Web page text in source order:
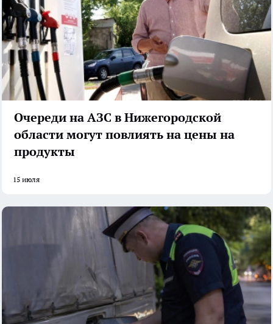
Очереди на АЗС в Нижегородской
области могут повлиять на цены на
продукты
15 июля